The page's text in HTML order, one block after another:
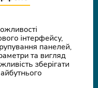
інтерфейсу,
панелей,
та вигляд
зберігати